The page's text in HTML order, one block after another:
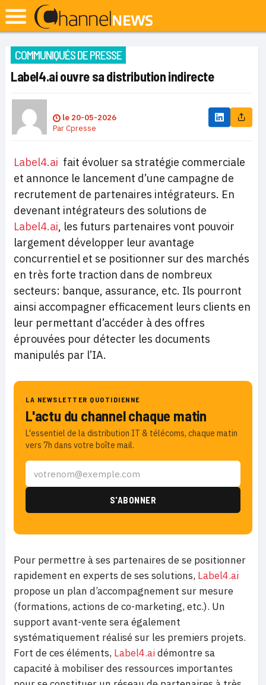
COMMUNIQUÉS DE PRESSE
Label4.ai ouvre sa distribution indirecte
le 20-05-2026
ParCpresse
Label4.ai fait évoluer sa stratégie commerciale
et annonce le lancement d’une campagne de
recrutement de partenaires intégrateurs. En
devenant intégrateurs des solutions de
Label4.ai, les futurs partenaires vont pouvoir
largement développer leur avantage
concurrentiel et se positionner sur des marchés
en très forte traction dans de nombreux
secteurs: banque, assurance, etc. Ils pourront
ainsi accompagner efficacement leurs clients en
leur permettant d’accéder à des offres
éprouvées pour détecter les documents
manipulés par l’IA.
LA NEWSLETTER QUOTIDIENNE
L'actu du channel chaque matin
L'essentiel de la distribution IT & télécoms, chaque matin
vers 7h dans votre boîte mail.
Pour permettre à ses partenaires de se positionner
rapidement en experts de ses solutions, Label4.ai
propose un plan d’accompagnement sur mesure
(formations, actions de co-marketing, etc.). Un
support avant-vente sera également
systématiquement réalisé sur les premiers projets.
Fort de ces éléments, Label4.aidémontre sa
capacité à mobiliser des ressources importantes